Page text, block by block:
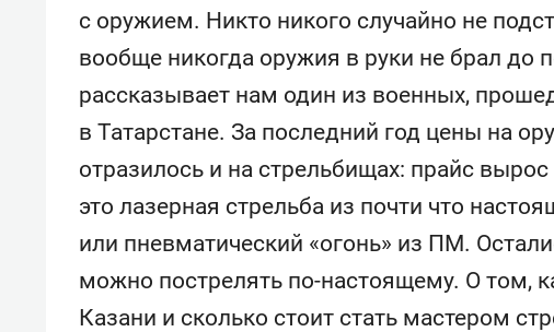
с оружием. Никто никого случайно не
вообще никогда оружия в руки не брал до
рассказывает нам один из военных,
в Татарстане. За последний год цены на
отразилось и на стрельбищах: прайс
это лазерная стрельба из почти что
или пневматический «огонь» из ПМ.
можно пострелять по-настоящему. О том,
Казани и сколько стоит стать мастером
Рекомендуем
Оставить шум за волной: как
строят тишину в казанском
ЖК «Заря»
Рекомендуем
когда
свою
стрессом»